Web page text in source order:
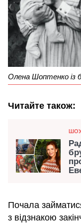
Олена Шоптенко із
Читайте також:
Почала
з відзнакою